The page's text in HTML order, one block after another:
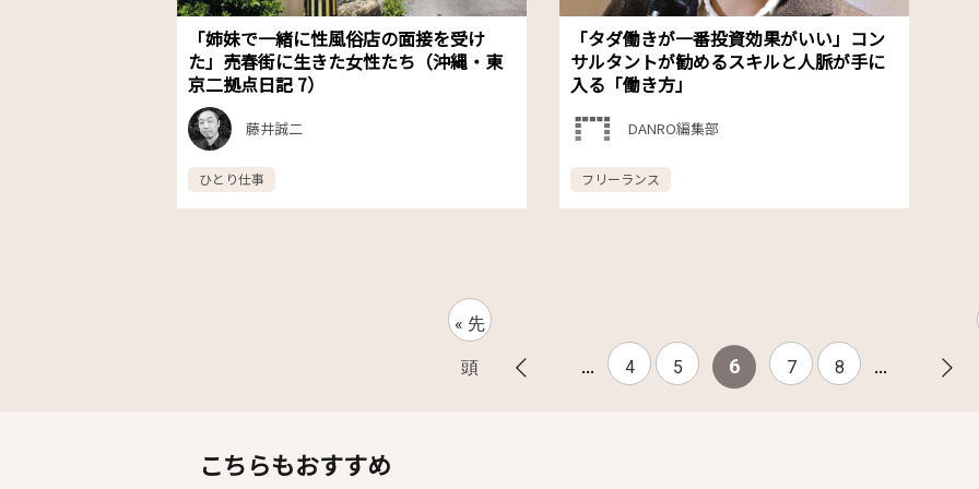
「姉妹で一緒に性風俗店の面接を受け
た」売春街に生きた女性たち（沖縄・東
京二拠点日記 7）
藤井誠二
ひとり仕事
「タダ働きが一番投資効果がいい」コン
サルタントが勧めるスキルと人脈が手に
入る「働き方」
DANRO編集部
フリーランス
« 先
頭 ... 4 5 6 7 8 ...
こちらもおすすめ